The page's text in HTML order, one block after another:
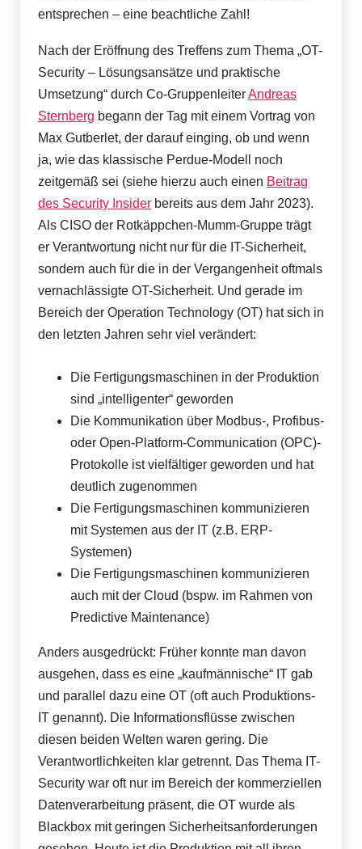
entsprechen – eine beachtliche Zahl!
Nach der Eröffnung des Treffens zum Thema „OT-
Security – Lösungsansätze und praktische
Umsetzung“ durch Co-GruppenleiterAndreas
Sternberg begann der Tag mit einem Vortrag von
Max Gutberlet, der darauf einging, ob und wenn
ja, wie das klassische Perdue-Modell noch
zeitgemäß sei (siehe hierzu auch einen Beitrag
des Security Insider bereits aus dem Jahr 2023).
Als CISO der Rotkäppchen-Mumm-Gruppe trägt
er Verantwortung nicht nur für die IT-Sicherheit,
sondern auch für die in der Vergangenheit oftmals
vernachlässigte OT-Sicherheit. Und gerade im
Bereich der Operation Technology (OT) hat sich in
den letzten Jahren sehr viel verändert:
Die Fertigungsmaschinen in der Produktion
sind „intelligenter“ geworden
Die Kommunikation über Modbus-, Profibus-
oder Open-Platform-Communication (OPC)-
Protokolle ist vielfältiger geworden und hat
deutlich zugenommen
Die Fertigungsmaschinen kommunizieren
mit Systemen aus der IT (z.B. ERP-
Systemen)
Die Fertigungsmaschinen kommunizieren
auch mit der Cloud (bspw. im Rahmen von
Predictive Maintenance)
Anders ausgedrückt: Früher konnte man davon
ausgehen, dass es eine „kaufmännische“ IT gab
und parallel dazu eine OT (oft auch Produktions-
IT genannt). Die Informationsflüsse zwischen
diesen beiden Welten waren gering. Die
Verantwortlichkeiten klar getrennt. Das Thema IT-
Security war oft nur im Bereich der kommerziellen
Datenverarbeitung präsent, die OT wurde als
Blackbox mit geringen Sicherheitsanforderungen